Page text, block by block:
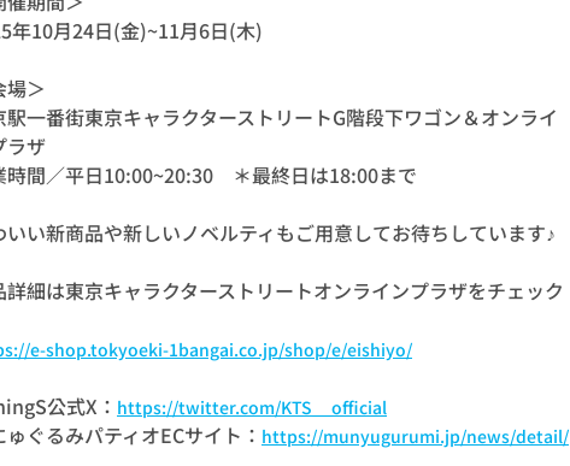
年10月24日(金)~11月6日(木)
場＞
駅一番街東京キャラクターストリートG階段下ワゴン＆オンライ
ラザ
時間／平日10:00~20:30 ＊最終日は18:00まで
いい新商品や新しいノベルティもご用意してお待ちしています♪
詳細は東京キャラクターストリートオンラインプラザをチェック
e-shop.tokyoeki-1bangai.co.jp/shop/e/eishiyo/
公式X： https://twitter.com/KTS__official
ゅぐるみパティオECサイト： https://munyugurumi.jp/news/detail/